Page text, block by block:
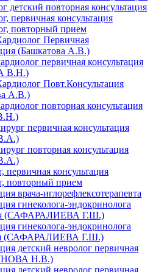
детский повторная консультация
первичная консультация
повторный прием
Первичная
(Башкатова А.В.)
первичная консультация
В.Н.)
Повт.Консультация
А.В.)
повторная консультация
первичная консультация
повторная консультация
первичная консультация
повторный прием
врача-иглорефлексотерапевта
гинеколога-эндокринолога
(САФАРАЛИЕВА Г.Ш.)
гинеколога-эндокринолога
(САФАРАЛИЕВА Г.Ш.)
детский невролог первичная
Н.В.)
детский невролог первичная